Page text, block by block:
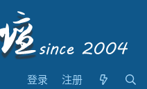
登录 注册